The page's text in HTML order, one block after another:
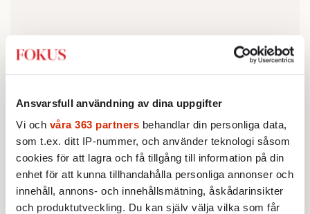
Ansvarsfull användning av dina uppgifter
Vi och våra 363 partners behandlar din personliga data,
som t.ex. ditt IP-nummer, och använder teknologi såsom
cookies för att lagra och få tillgång till information på din
enhet för att kunna tillhandahålla personliga annonser och
innehåll, annons- och innehållsmätning, åskådarinsikter
och produktutveckling. Du kan själv välja vilka som får
Carsten Henriksen,
programchef för
omvandlingen av Vollsmose, är inne på
samma linje när han kallar rivningen en
”nödvändig åtgärd”.
– Vi befann oss på en speciell tidpunkt när
det gällde att utveckla nya stadsdelar på 60-
talet, och vi fick de här väldigt koncentrerade
områdena som inte fungerar någonstans i